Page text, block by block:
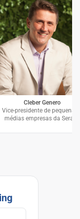
Cleber Genero
Vice-presidente de pequenas
médias empresas da Serasa